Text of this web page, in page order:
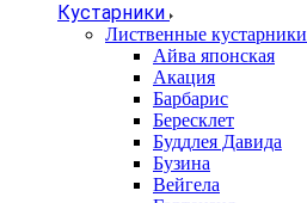
Кустарники
Лиственные кустарники
Айва японская
Акация
Барбарис
Бересклет
Буддлея Давида
Бузина
Вейгела